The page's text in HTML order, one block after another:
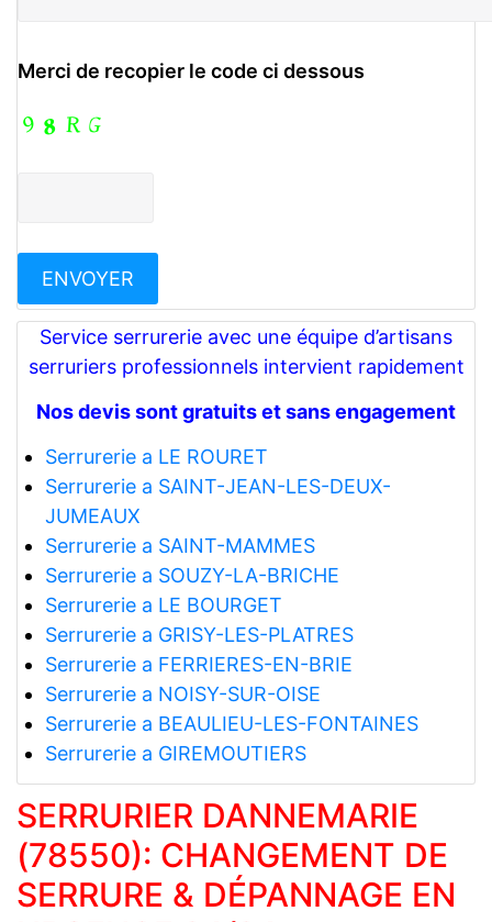
Merci de recopier le code ci dessous
Service serrurerie avec une équipe d’artisans
serruriers professionnels intervient rapidement
Nos devis sont gratuits et sans engagement
Serrurerie a LE ROURET
Serrurerie a SAINT-JEAN-LES-DEUX-
JUMEAUX
Serrurerie a SAINT-MAMMES
Serrurerie a SOUZY-LA-BRICHE
Serrurerie a LE BOURGET
Serrurerie a GRISY-LES-PLATRES
Serrurerie a FERRIERES-EN-BRIE
Serrurerie a NOISY-SUR-OISE
Serrurerie a BEAULIEU-LES-FONTAINES
Serrurerie a GIREMOUTIERS
SERRURIER DANNEMARIE
(78550): CHANGEMENT DE
SERRURE & DÉPANNAGE EN